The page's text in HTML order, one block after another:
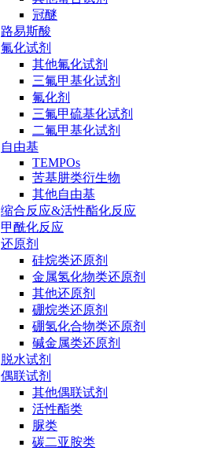
冠醚
路易斯酸
氟化试剂
其他氟化试剂
三氟甲基化试剂
氟化剂
三氟甲硫基化试剂
二氟甲基化试剂
自由基
TEMPOs
苦基肼类衍生物
其他自由基
缩合反应&活性酯化反应
甲酰化反应
还原剂
硅烷类还原剂
金属氢化物类还原剂
其他还原剂
硼烷类还原剂
硼氢化合物类还原剂
碱金属类还原剂
脱水试剂
偶联试剂
其他偶联试剂
活性酯类
脲类
碳二亚胺类